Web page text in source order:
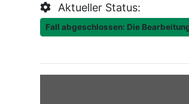
Aktueller Status:
Fall abgeschlossen: Die